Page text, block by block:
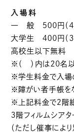
入場料
一 般 500円（
大学生 400円（
高校生以下無料
※（ ）内は20名
※学生料金で入場
※障がい者手帳を
※上記料金で２階
3階フィルムシアタ
（ただし催事によ